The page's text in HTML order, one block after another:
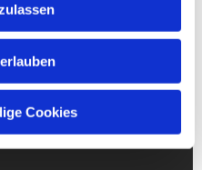
Cookies